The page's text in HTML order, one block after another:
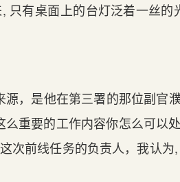
只有‌桌面上‌的台灯泛着一丝的
，是他在第三署的那位副官
重‌要的工作内容你怎么可以
次前线任务的负责人，我‌认为